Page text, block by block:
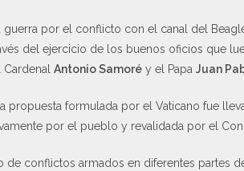
por el conflicto con el canal del
del ejercicio de los buenos oficios que
Antonio Samoré y el Papa Juan
propuesta formulada por el Vaticano fue
por el pueblo y revalidada por el
de conflictos armados en diferentes partes